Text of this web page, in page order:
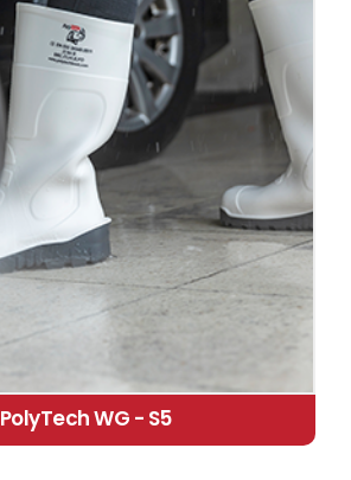
PolyTech WG - S5